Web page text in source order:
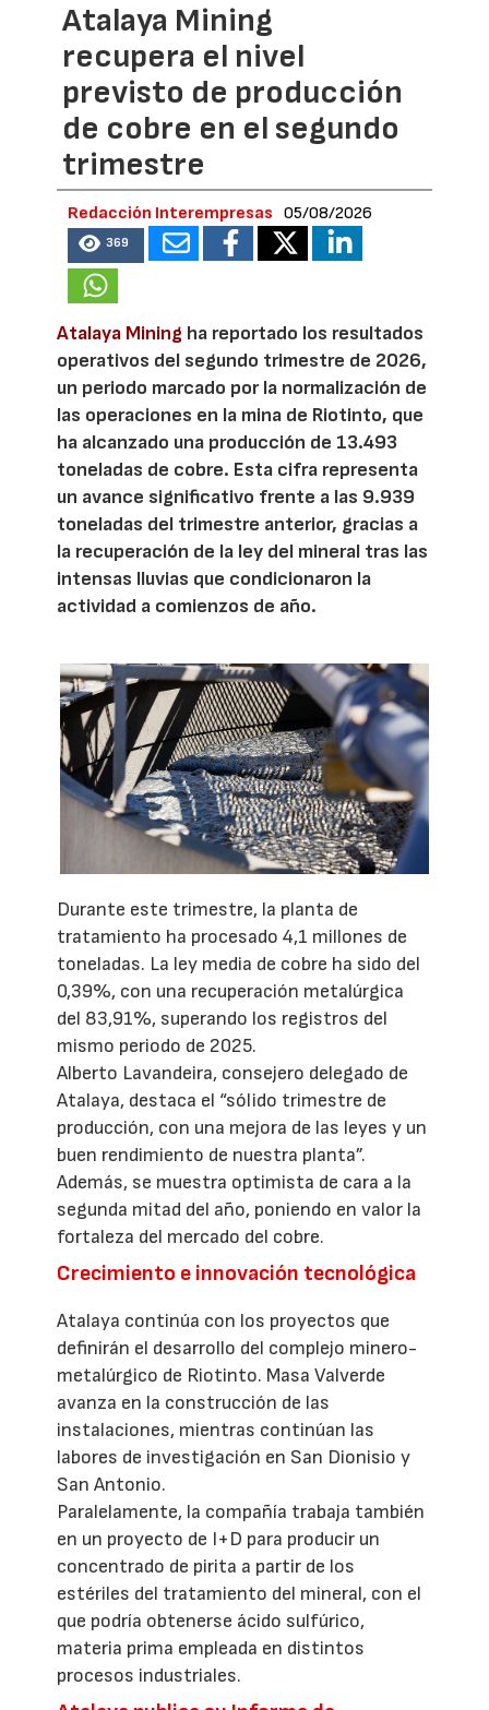
Atalaya Mining
recupera el nivel
previsto de producción
de cobre en el segundo
trimestre
Redacción Interempresas 05/08/2026
369
Atalaya Mining ha reportado los resultados
operativos del segundo trimestre de 2026,
un periodo marcado por la normalización de
las operaciones en la mina de Riotinto, que
ha alcanzado una producción de 13.493
toneladas de cobre. Esta cifra representa
un avance significativo frente a las 9.939
toneladas del trimestre anterior, gracias a
la recuperación de la ley del mineral tras las
intensas lluvias que condicionaron la
actividad a comienzos de año.
Durante este trimestre, la planta de
tratamiento ha procesado 4,1 millones de
toneladas. La ley media de cobre ha sido del
0,39%, con una recuperación metalúrgica
del 83,91%, superando los registros del
mismo periodo de 2025.
Alberto Lavandeira, consejero delegado de
Atalaya, destaca el “sólido trimestre de
producción, con una mejora de las leyes y un
buen rendimiento de nuestra planta”.
Además, se muestra optimista de cara a la
segunda mitad del año, poniendo en valor la
fortaleza del mercado del cobre.
Crecimiento e innovación tecnológica
Atalaya continúa con los proyectos que
definirán el desarrollo del complejo minero-
metalúrgico de Riotinto. Masa Valverde
avanza en la construcción de las
instalaciones, mientras continúan las
labores de investigación en San Dionisio y
San Antonio.
Paralelamente, la compañía trabaja también
en un proyecto de I+D para producir un
concentrado de pirita a partir de los
estériles del tratamiento del mineral, con el
que podría obtenerse ácido sulfúrico,
materia prima empleada en distintos
procesos industriales.